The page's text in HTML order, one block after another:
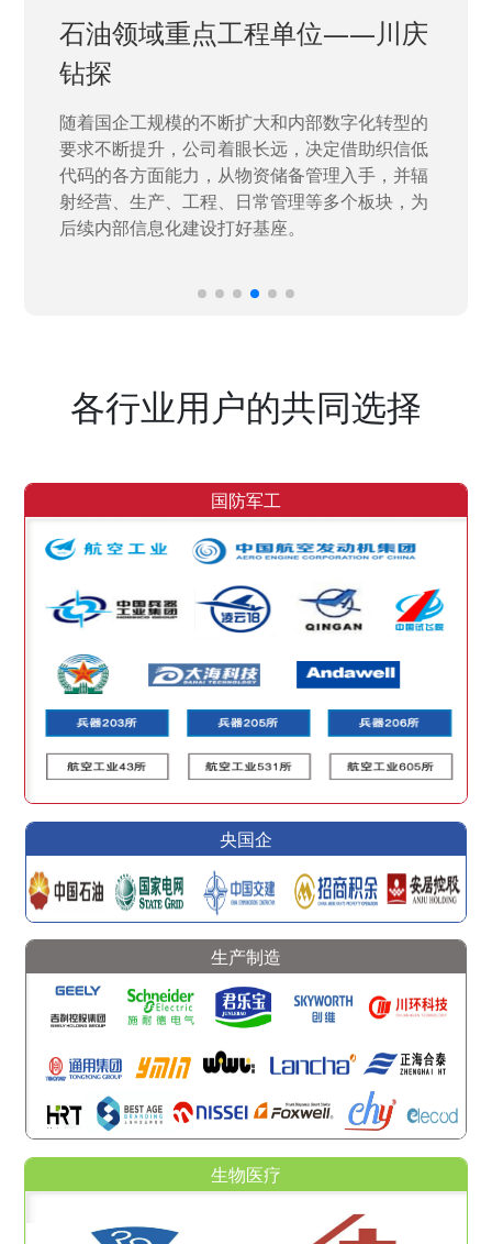
石油领域重点工程单位——川庆
钻探
随着国企工规模的不断扩大和内部数字化转型的
要求不断提升，公司着眼长远，决定借助织信低
代码的各方面能力，从物资储备管理入手，并辐
射经营、生产、工程、日常管理等多个板块，为
后续内部信息化建设打好基座。
各行业用户的共同选择
国防军工
央国企
生产制造
生物医疗